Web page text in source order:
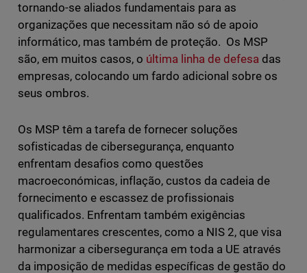
tornando-se aliados fundamentais para as
organizações que necessitam não só de apoio
informático, mas também de proteção. Os MSP
são, em muitos casos, o última linha de defesa das
empresas, colocando um fardo adicional sobre os
seus ombros.
Os MSP têm a tarefa de fornecer soluções
sofisticadas de cibersegurança, enquanto
enfrentam desafios como questões
macroeconómicas, inflação, custos da cadeia de
fornecimento e escassez de profissionais
qualificados. Enfrentam também exigências
regulamentares crescentes, como a NIS 2, que visa
harmonizar a cibersegurança em toda a UE através
da imposição de medidas específicas de gestão do